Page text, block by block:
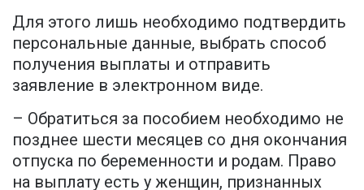
Для этого лишь необходимо подтвердить
персональные данные, выбрать способ
получения выплаты и отправить
заявление в электронном виде.
– Обратиться за пособием необходимо не
позднее шести месяцев со дня окончания
отпуска по беременности и родам. Право
на выплату есть у женщин, признанных